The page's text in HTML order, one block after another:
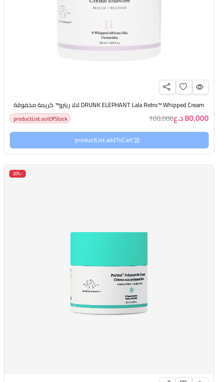
DRUNK ELEPHANT Lala Retro™ Whipped Cream لالا ريترو™ كريمة مخفوقة
80,000 د.ع 100,000
productList.outOfStock
productList.addToCart
-20%